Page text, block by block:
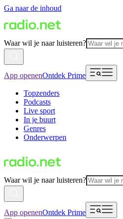
Ga naar de inhoud
Waar wil je naar luisteren?
App openenOntdek Prime
Topzenders
Podcasts
Live sport
In je buurt
Genres
Onderwerpen
Waar wil je naar luisteren?
App openenOntdek Prime